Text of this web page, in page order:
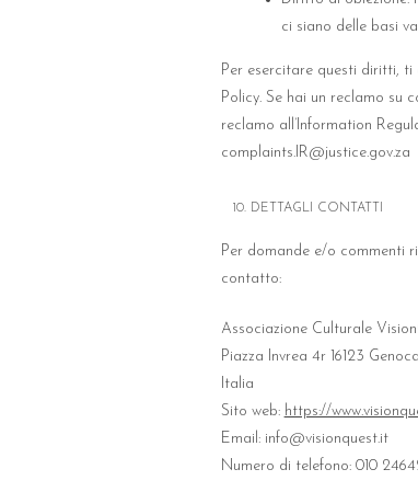
ci siano delle basi
Per esercitare questi diritti,
Policy. Se hai un reclamo su
reclamo all’Information
complaints.IR@justice.gov.za
10. DETTAGLI CONTATTI
Per domande e/o commenti
contatto:
Associazione Culturale
Piazza Invrea 4r 16123 Genoca
Italia
Sito web: https://
Email: info@visionquest.it
Numero di telefono: 010